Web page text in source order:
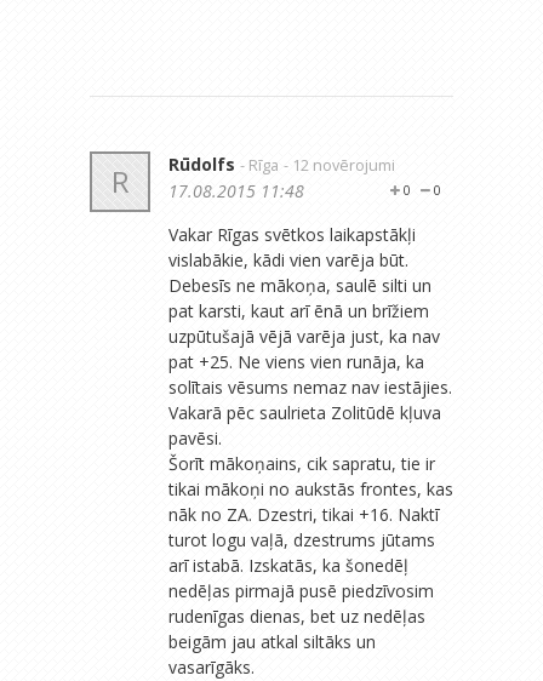
R Rūdolfs - Rīga - 12 novērojumi
0
0
17.08.2015 11:48
Vakar Rīgas svētkos laikapstākļi
vislabākie, kādi vien varēja būt.
Debesīs ne mākoņa, saulē silti un
pat karsti, kaut arī ēnā un brīžiem
uzpūtušajā vējā varēja just, ka nav
pat +25. Ne viens vien runāja, ka
solītais vēsums nemaz nav iestājies.
Vakarā pēc saulrieta Zolitūdē kļuva
pavēsi.
Šorīt mākoņains, cik sapratu, tie ir
tikai mākoņi no aukstās frontes, kas
nāk no ZA. Dzestri, tikai +16. Naktī
turot logu vaļā, dzestrums jūtams
arī istabā. Izskatās, ka šonedēļ
nedēļas pirmajā pusē piedzīvosim
rudenīgas dienas, bet uz nedēļas
beigām jau atkal siltāks un
vasarīgāks.